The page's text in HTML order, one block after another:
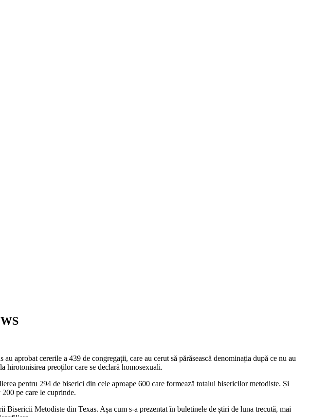
aprobat cererile a 439 de congregații, care au cerut să părăsească denominația după ce nu au
hirotonisirea preoților care se declară homosexuali.
pentru 294 de biserici din cele aproape 600 care formează totalul bisericilor metodiste. Și
pe care le cuprinde.
Metodiste din Texas. Așa cum s-a prezentat în buletinele de știri de luna trecută, mai